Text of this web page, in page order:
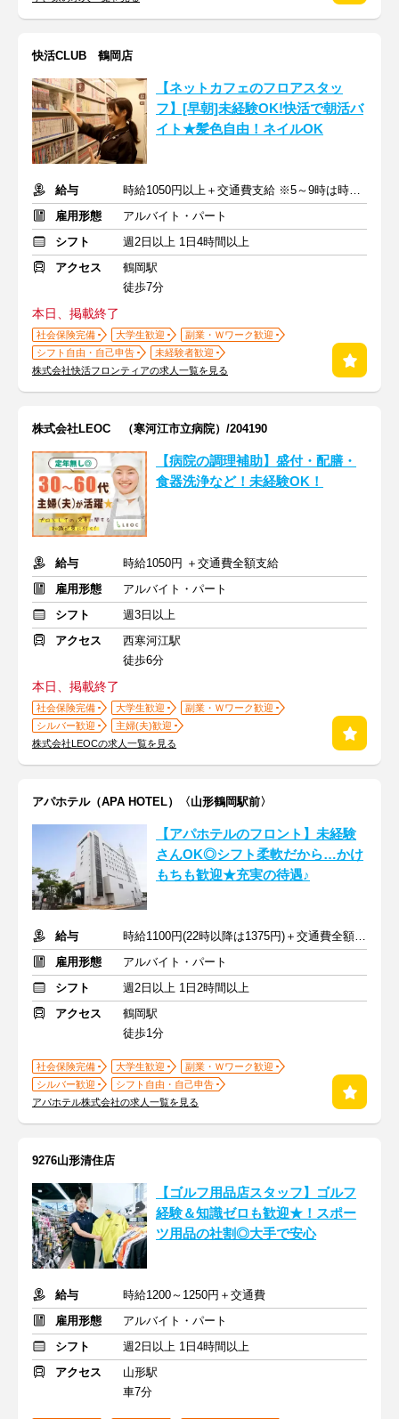
快活CLUB 鶴岡店
【ネットカフェのフロアスタッ
フ】[早朝]未経験OK!快活で朝活バ
イト★髪色自由！ネイルOK
給与
時給1050円以上＋交通費支給 ※5～9時は時給1100円
雇用形態
アルバイト・パート
シフト
週2日以上 1日4時間以上
アクセス
鶴岡駅
徒歩7分
本日、掲載終了
社会保険完備 大学生歓迎
副業・Ｗワーク歓迎
シフト自由・自己申告
未経験者歓迎
株式会社快活フロンティアの求人一覧を見る
株式会社LEOC （寒河江市立病院）/204190
【病院の調理補助】盛付・配膳・
食器洗浄など！未経験OK！
給与
時給1050円 ＋交通費全額支給
雇用形態
アルバイト・パート
シフト
週3日以上
アクセス
西寒河江駅
徒歩6分
本日、掲載終了
社会保険完備 大学生歓迎
副業・Ｗワーク歓迎
シルバー歓迎
主婦(夫)歓迎
株式会社LEOCの求人一覧を見る
アパホテル（APA HOTEL）〈山形鶴岡駅前〉
【アパホテルのフロント】未経験
さんOK◎シフト柔軟だから…かけ
もちも歓迎★充実の待遇♪
給与
時給1100円(22時以降は1375円)＋交通費全額支給
雇用形態
アルバイト・パート
シフト
週2日以上 1日2時間以上
アクセス
鶴岡駅
徒歩1分
社会保険完備 大学生歓迎
副業・Ｗワーク歓迎
シルバー歓迎
シフト自由・自己申告
アパホテル株式会社の求人一覧を見る
9276山形清住店
【ゴルフ用品店スタッフ】ゴルフ
経験＆知識ゼロも歓迎★！スポー
ツ用品の社割◎大手で安心
給与
時給1200～1250円＋交通費
雇用形態
アルバイト・パート
シフト
週2日以上 1日4時間以上
アクセス
山形駅
車7分